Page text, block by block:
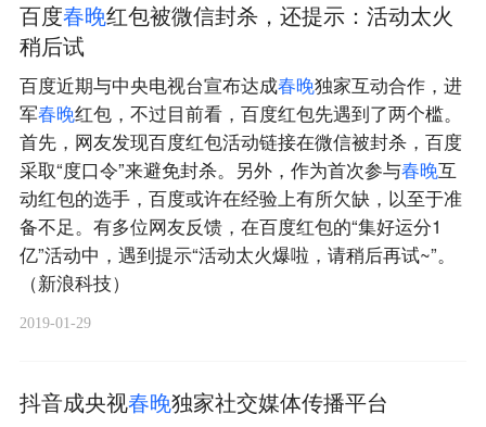
百度春晚红包被微信封杀，还提示：活动太火
稍后试
百度近期与中央电视台宣布达成春晚独家互动合作，进
军春晚红包，不过目前看，百度红包先遇到了两个槛。
首先，网友发现百度红包活动链接在微信被封杀，百度
采取“度口令”来避免封杀。另外，作为首次参与春晚互
动红包的选手，百度或许在经验上有所欠缺，以至于准
备不足。有多位网友反馈，在百度红包的“集好运分1
亿”活动中，遇到提示“活动太火爆啦，请稍后再试~”。
（新浪科技）
2019-01-29
抖音成央视春晚独家社交媒体传播平台